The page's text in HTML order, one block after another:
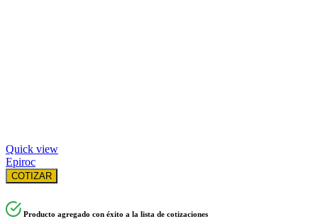
Quick view
Epiroc
COTIZAR
Producto agregado con éxito a la lista de cotizaciones